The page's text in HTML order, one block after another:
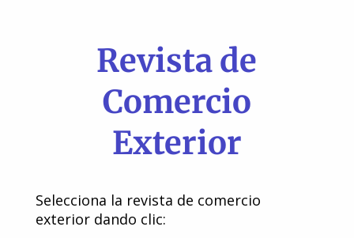
Revista de
Comercio
Exterior
Selecciona la revista de comercio
exterior dando clic: